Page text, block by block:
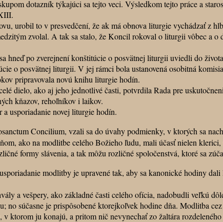
dotazník týkajúci sa tejto veci. Výsledkom tejto práce a
to v presvedčení, že ak má obnova liturgie vychádzať z
zvolal. A tak sa stalo, že Koncil rokoval o liturgii vôbec a
po zverejnení konštitúcie o posvätnej liturgii uviedli do života
posvätnej liturgii. V jej rámci bola ustanovená osobitná
pripravovala novú knihu liturgie hodín.
ako aj jeho jednotlivé časti, potvrdila Rada pre
kňazov, rehoľníkov i laikov.
novej liturgie hodín.
Concilium, vzali sa do úvahy podmienky, v ktorých sa
ako na modlitbe celého Božieho ľudu, mali účasť nielen klerici,
formy slávenia, a tak môžu rozličné spoločenstvá, ktoré sa
modlitby je upravené tak, aby sa kanonické hodiny
a vešpery, ako základné časti celého ofícia, nadobudli veľkú
no súčasne je prispôsobené ktorejkoľvek hodine dňa. Modlitba
ktorom ju konajú, a pritom nič nevynechať zo žaltára